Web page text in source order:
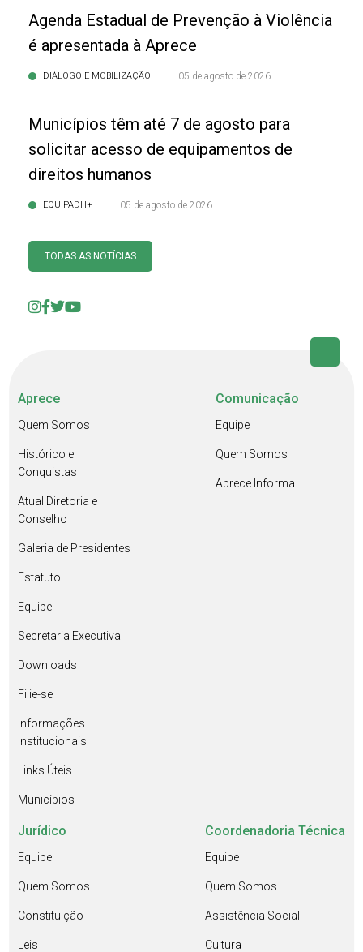
Agenda Estadual de Prevenção à Violência
é apresentada à Aprece
DIÁLOGO E MOBILIZAÇÃO 05 de agosto de 2026
Municípios têm até 7 de agosto para
solicitar acesso de equipamentos de
direitos humanos
EQUIPADH+ 05 de agosto de 2026
TODAS AS NOTÍCIAS
Aprece
Quem Somos
Histórico e
Conquistas
Atual Diretoria e
Conselho
Galeria de Presidentes
Estatuto
Equipe
Secretaria Executiva
Downloads
Filie-se
Informações
Institucionais
Links Úteis
Municípios
Comunicação
Equipe
Quem Somos
Aprece Informa
Jurídico
Equipe
Quem Somos
Constituição
Leis
Coordenadoria Técnica
Equipe
Quem Somos
Assistência Social
Cultura